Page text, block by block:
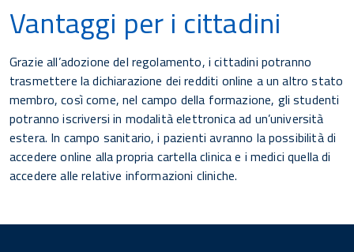
Vantaggi per i cittadini
Grazie all’adozione del regolamento, i cittadini potranno
trasmettere la dichiarazione dei redditi online a un altro stato
membro, così come, nel campo della formazione, gli studenti
potranno iscriversi in modalità elettronica ad un’università
estera. In campo sanitario, i pazienti avranno la possibilità di
accedere online alla propria cartella clinica e i medici quella di
accedere alle relative informazioni cliniche.